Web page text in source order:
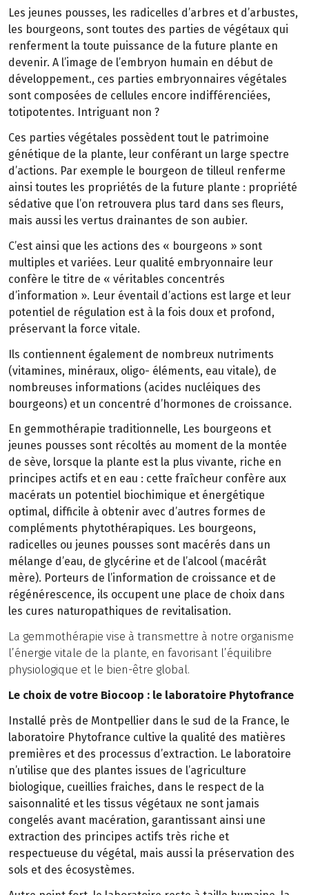
Les jeunes pousses, les radicelles d’arbres et d’arbustes,
les bourgeons, sont toutes des parties de végétaux qui
renferment la toute puissance de la future plante en
devenir. A l’image de l’embryon humain en début de
développement., ces parties embryonnaires végétales
sont composées de cellules encore indifférenciées,
totipotentes. Intriguant non ?
Ces parties végétales possèdent tout le patrimoine
génétique de la plante, leur conférant un large spectre
d’actions. Par exemple le bourgeon de tilleul renferme
ainsi toutes les propriétés de la future plante : propriété
sédative que l’on retrouvera plus tard dans ses fleurs,
mais aussi les vertus drainantes de son aubier.
C’est ainsi que les actions des « bourgeons » sont
multiples et variées. Leur qualité embryonnaire leur
confère le titre de « véritables concentrés
d’information ». Leur éventail d’actions est large et leur
potentiel de régulation est à la fois doux et profond,
préservant la force vitale.
Ils contiennent également de nombreux nutriments
(vitamines, minéraux, oligo- éléments, eau vitale), de
nombreuses informations (acides nucléiques des
bourgeons) et un concentré d’hormones de croissance.
En gemmothérapie traditionnelle, Les bourgeons et
jeunes pousses sont récoltés au moment de la montée
de sève, lorsque la plante est la plus vivante, riche en
principes actifs et en eau : cette fraîcheur confère aux
macérats un potentiel biochimique et énergétique
optimal, difficile à obtenir avec d’autres formes de
compléments phytothérapiques. Les bourgeons,
radicelles ou jeunes pousses sont macérés dans un
mélange d’eau, de glycérine et de l’alcool (macérât
mère). Porteurs de l’information de croissance et de
régénérescence, ils occupent une place de choix dans
les cures naturopathiques de revitalisation.
La gemmothérapie vise à transmettre à notre organisme
l’énergie vitale de la plante, en favorisant l’équilibre
physiologique et le bien-être global.
Le choix de votre Biocoop : le laboratoire Phytofrance
Installé près de Montpellier dans le sud de la France, le
laboratoire Phytofrance cultive la qualité des matières
premières et des processus d’extraction. Le laboratoire
n’utilise que des plantes issues de l’agriculture
biologique, cueillies fraiches, dans le respect de la
saisonnalité et les tissus végétaux ne sont jamais
congelés avant macération, garantissant ainsi une
extraction des principes actifs très riche et
respectueuse du végétal, mais aussi la préservation des
sols et des écosystèmes.